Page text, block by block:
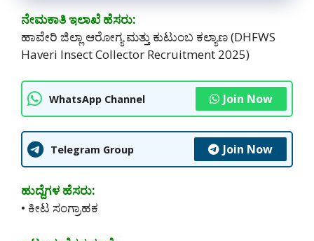
ನೇಮಕಾತಿ ಇಲಾಖೆ ಹೆಸರು:
ಹಾವೇರಿ ಜಿಲ್ಲಾ ಆರೋಗ್ಯ ಮತ್ತು ಕುಟುಂಬ ಕಲ್ಯಾಣ (DHFWS
Haveri Insect Collector Recruitment 2025)
WhatsApp Channel Join Now
Telegram Group Join Now
ಹುದ್ದೆಗಳ ಹೆಸರು:
• ಕೀಟ ಸಂಗ್ರಾಹಕ